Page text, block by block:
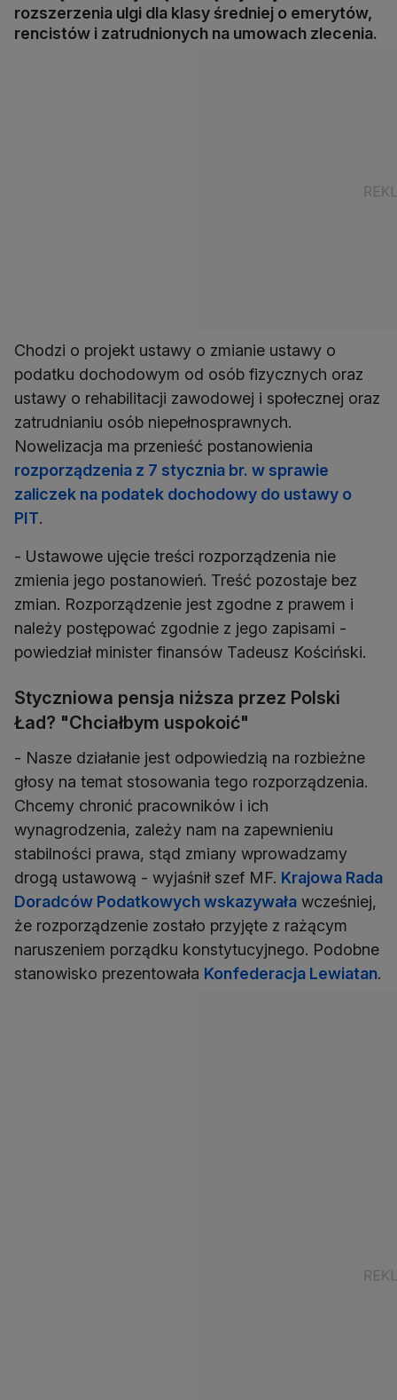
rozszerzenia ulgi dla klasy średniej o emerytów,
rencistów i zatrudnionych na umowach zlecenia.
Chodzi o projekt ustawy o zmianie ustawy o
podatku dochodowym od osób fizycznych oraz
ustawy o rehabilitacji zawodowej i społecznej oraz
zatrudnianiu osób niepełnosprawnych.
Nowelizacja ma przenieść postanowienia
rozporządzenia z 7 stycznia br. w sprawie
zaliczek na podatek dochodowy do ustawy o
PIT.
- Ustawowe ujęcie treści rozporządzenia nie
zmienia jego postanowień. Treść pozostaje bez
zmian. Rozporządzenie jest zgodne z prawem i
należy postępować zgodnie z jego zapisami -
powiedział minister finansów Tadeusz Kościński.
Styczniowa pensja niższa przez Polski
Ład? "Chciałbym uspokoić"
- Nasze działanie jest odpowiedzią na rozbieżne
głosy na temat stosowania tego rozporządzenia.
Chcemy chronić pracowników i ich
wynagrodzenia, zależy nam na zapewnieniu
stabilności prawa, stąd zmiany wprowadzamy
drogą ustawową - wyjaśnił szef MF. Krajowa Rada
Doradców Podatkowych wskazywała wcześniej,
że rozporządzenie zostało przyjęte z rażącym
naruszeniem porządku konstytucyjnego. Podobne
stanowisko prezentowała Konfederacja Lewiatan.